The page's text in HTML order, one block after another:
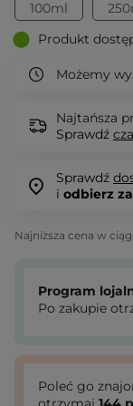
100ml
Produkt
Możemy
Najtańsza
Sprawdź
Sprawdź
i odbierz
Najniższa cena w
Program
Po zakupie
Poleć go